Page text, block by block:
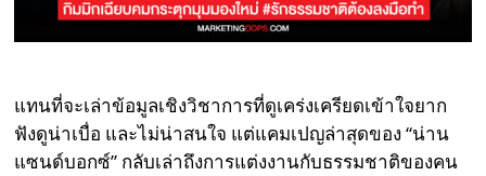
แทนที่จะเล่าข้อมูลเชิงวิชาการที่ดูเคร่งเครียดเข้าใจยาก
ฟังดูน่าเบื่อ และไม่น่าสนใจ แต่แคมเปญล่าสุดของ “น่าน
แซนด์บอกซ์” กลับเล่าถึงการแต่งงานกับธรรมชาติของคน